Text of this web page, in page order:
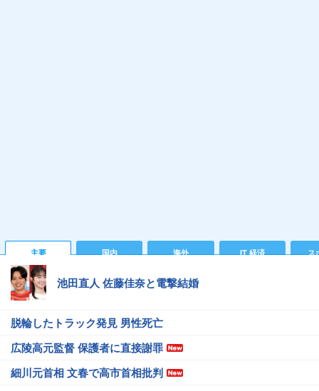
主要 国内 海外 IT 経済 ス
池田直人 佐藤佳奈と電撃結婚
脱輪したトラック発見 男性死亡
広陵高元監督 保護者に直接謝罪
細川元首相 文春で高市首相批判